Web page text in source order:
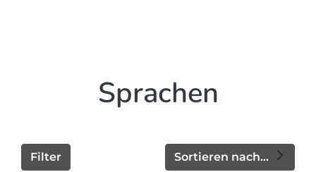
Sprachen
Sortieren nach...
Filter